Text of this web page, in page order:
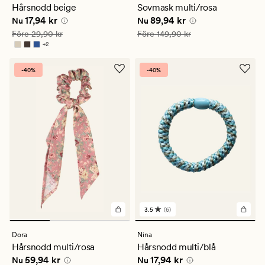
genomsnittligt
betyg
på
3.5
Hårsnodd beige
Nuvarande pris
Nu 17,94 kr
Ordinarie pris
Före29,90 kr
+2
Finns i fler färger
Sovmask multi/rosa
Nuvarande pris
Nu 89,94 kr
Ordinarie pris 149,90 kr
Före149,90 kr
-40%
Dora
Hårsnodd multi/rosa
Nuvarande pris
Nu 59,94 kr
-40%
6
omdömen
med
ett
genomsnittligt
betyg
3.5 (6)
Nina
Hårsnodd multi/blå
Nuvarande pris
Nu 17,94 kr